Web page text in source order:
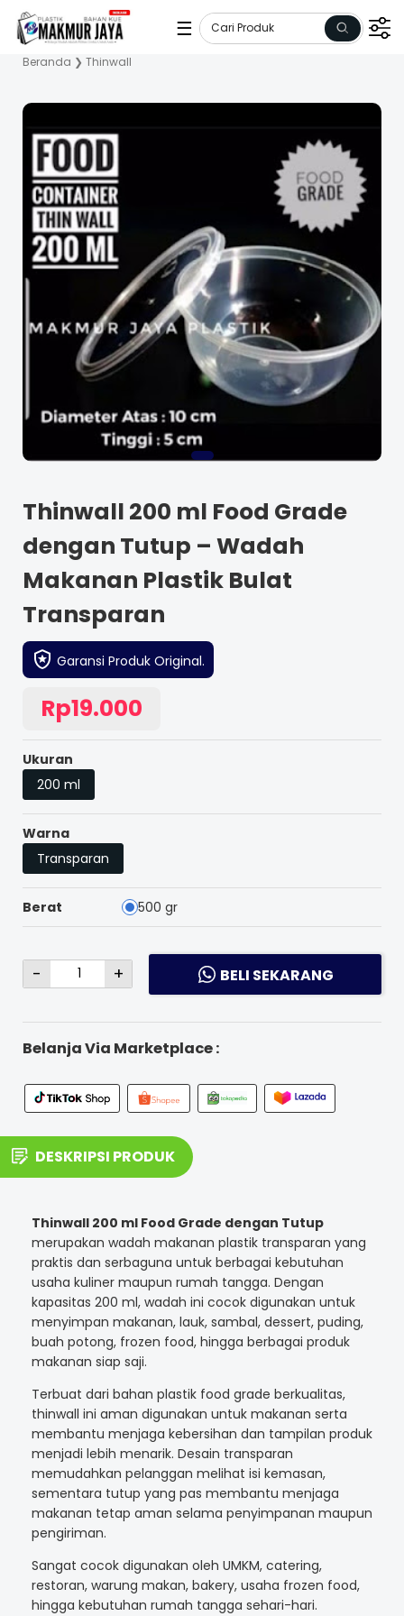
☰
Beranda ❯ Thinwall
Thinwall 200 ml Food Grade
dengan Tutup – Wadah
Makanan Plastik Bulat
Transparan
Garansi Produk Original.
Rp19.000
Ukuran
200 ml
Warna
Transparan
Berat 500 gr
- + BELI SEKARANG
Belanja Via Marketplace :
DESKRIPSI PRODUK
Thinwall 200 ml Food Grade dengan Tutup
merupakan wadah makanan plastik transparan yang
praktis dan serbaguna untuk berbagai kebutuhan
usaha kuliner maupun rumah tangga. Dengan
kapasitas 200 ml, wadah ini cocok digunakan untuk
menyimpan makanan, lauk, sambal, dessert, puding,
buah potong, frozen food, hingga berbagai produk
makanan siap saji.
Terbuat dari bahan plastik food grade berkualitas,
thinwall ini aman digunakan untuk makanan serta
membantu menjaga kebersihan dan tampilan produk
menjadi lebih menarik. Desain transparan
memudahkan pelanggan melihat isi kemasan,
sementara tutup yang pas membantu menjaga
makanan tetap aman selama penyimpanan maupun
pengiriman.
Sangat cocok digunakan oleh UMKM, catering,
restoran, warung makan, bakery, usaha frozen food,
hingga kebutuhan rumah tangga sehari-hari.